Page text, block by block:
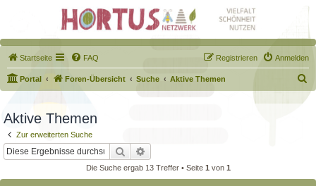
Startseite FAQ Anmelden
Registrieren
Portal Foren-Übersicht Suche Aktive Themen
u
Aktive Themen
Zur erweiterten Suche
Suche
Die Suche ergab 13 Treffer • Seite 1 von 1